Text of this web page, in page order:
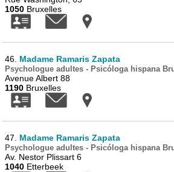
1050 Bruxelles
46. Madame Ramaris Zapata
Psychologue adultes - Psicóloga hispana
Avenue Albert 88
1190 Bruxelles
47. Madame Ramaris Zapata
Psychologue adultes - Psicóloga hispana
Av. Nestor Plissart 6
1040 Etterbeek